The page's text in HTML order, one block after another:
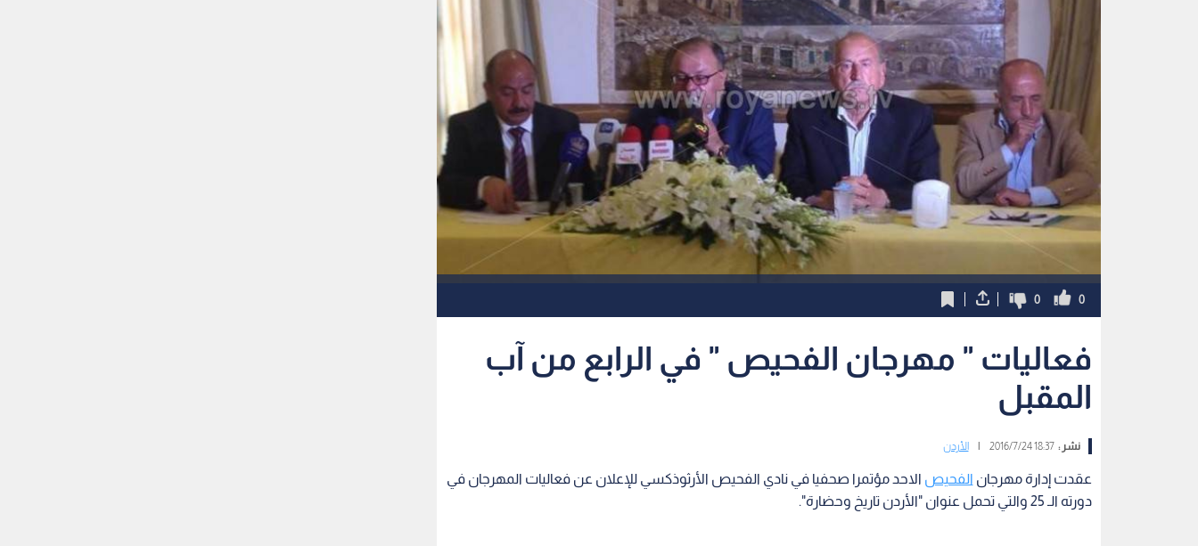
0
0
فعاليات " مهرجان الفحيص " في الرابع من آب
المقبل
نشر :18:37 2016/7/24 الأردن
عقدت إدارة مهرجان الفحيص الاحد مؤتمرا صحفيا في نادي الفحيص الأرثوذكسي للإعلان عن فعاليات المهرجان في
دورته الـ 25 والتي تحمل عنوان "الأردن تاريخ وحضارة".